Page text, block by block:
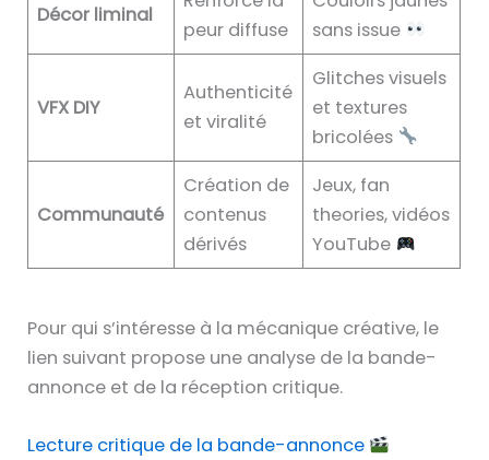
Décor liminal
peur diffuse
sans issue
VFX DIY
Authenticité
et viralité
Glitches visuels
et textures
bricolées
Communauté
Création de
contenus
dérivés
Jeux, fan
theories, vidéos
YouTube
Pour qui s’intéresse à la mécanique créative, le
lien suivant propose une analyse de la bande-
annonce et de la réception critique.
Lecture critique de la bande-annonce